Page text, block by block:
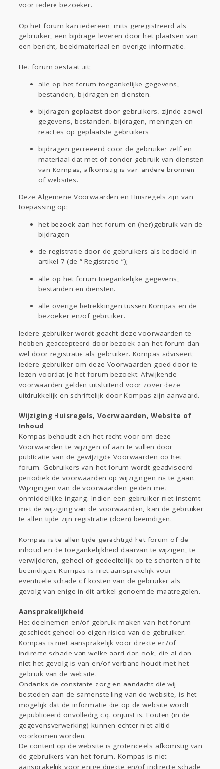
voor iedere bezoeker.
Op het forum kan iedereen, mits geregistreerd als
gebruiker, een bijdrage leveren door het plaatsen van
een bericht, beeldmateriaal en overige informatie.
Het forum bestaat uit:
alle op het forum toegankelijke gegevens,
bestanden, bijdragen en diensten.
bijdragen geplaatst door gebruikers, zijnde zowel
gegevens, bestanden, bijdragen, meningen en
reacties op geplaatste gebruikers
bijdragen gecreëerd door de gebruiker zelf en
materiaal dat met of zonder gebruik van diensten
van Kompas, afkomstig is van andere bronnen
of websites.
Deze Algemene Voorwaarden en Huisregels zijn van
toepassing op:
het bezoek aan het forum en (her)gebruik van de
bijdragen
de registratie door de gebruikers als bedoeld in
artikel 7 (de “ Registratie ”);
alle op het forum toegankelijke gegevens,
bestanden en diensten.
alle overige betrekkingen tussen Kompas en de
bezoeker en/of gebruiker.
Iedere gebruiker wordt geacht deze voorwaarden te
hebben geaccepteerd door bezoek aan het forum dan
wel door registratie als gebruiker. Kompas adviseert
iedere gebruiker om deze Voorwaarden goed door te
lezen voordat je het forum bezoekt. Afwijkende
voorwaarden gelden uitsluitend voor zover deze
uitdrukkelijk en schriftelijk door Kompas zijn aanvaard.
Wijziging Huisregels, Voorwaarden, Website of
Inhoud
Kompas behoudt zich het recht voor om deze
Voorwaarden te wijzigen of aan te vullen door
publicatie van de gewijzigde Voorwaarden op het
forum. Gebruikers van het forum wordt geadviseerd
periodiek de voorwaarden op wijzigingen na te gaan.
Wijzigingen van de voorwaarden gelden met
onmiddellijke ingang. Indien een gebruiker niet instemt
met de wijziging van de voorwaarden, kan de gebruiker
te allen tijde zijn registratie (doen) beëindigen.
Kompas is te allen tijde gerechtigd het forum of de
inhoud en de toegankelijkheid daarvan te wijzigen, te
verwijderen, geheel of gedeeltelijk op te schorten of te
beëindigen. Kompas is niet aansprakelijk voor
eventuele schade of kosten van de gebruiker als
gevolg van enige in dit artikel genoemde maatregelen.
Aansprakelijkheid
Het deelnemen en/of gebruik maken van het forum
geschiedt geheel op eigen risico van de gebruiker.
Kompas is niet aansprakelijk voor directe en/of
indirecte schade van welke aard dan ook, die al dan
niet het gevolg is van en/of verband houdt met het
gebruik van de website.
Ondanks de constante zorg en aandacht die wij
besteden aan de samenstelling van de website, is het
mogelijk dat de informatie die op de website wordt
gepubliceerd onvolledig c.q. onjuist is. Fouten (in de
gegevensverwerking) kunnen echter niet altijd
voorkomen worden.
De content op de website is grotendeels afkomstig van
de gebruikers van het forum. Kompas is niet
aansprakelijk voor enige directe en/of indirecte schade